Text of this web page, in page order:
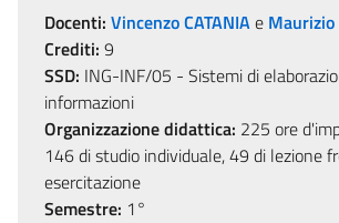
Docenti: Vincenzo CATANIAe Maurizio
Crediti: 9
SSD: ING-INF/05 - Sistemi di
informazioni
Organizzazione didattica: 225 ore
146 di studio individuale, 49 di lezione
esercitazione
Semestre: 1°